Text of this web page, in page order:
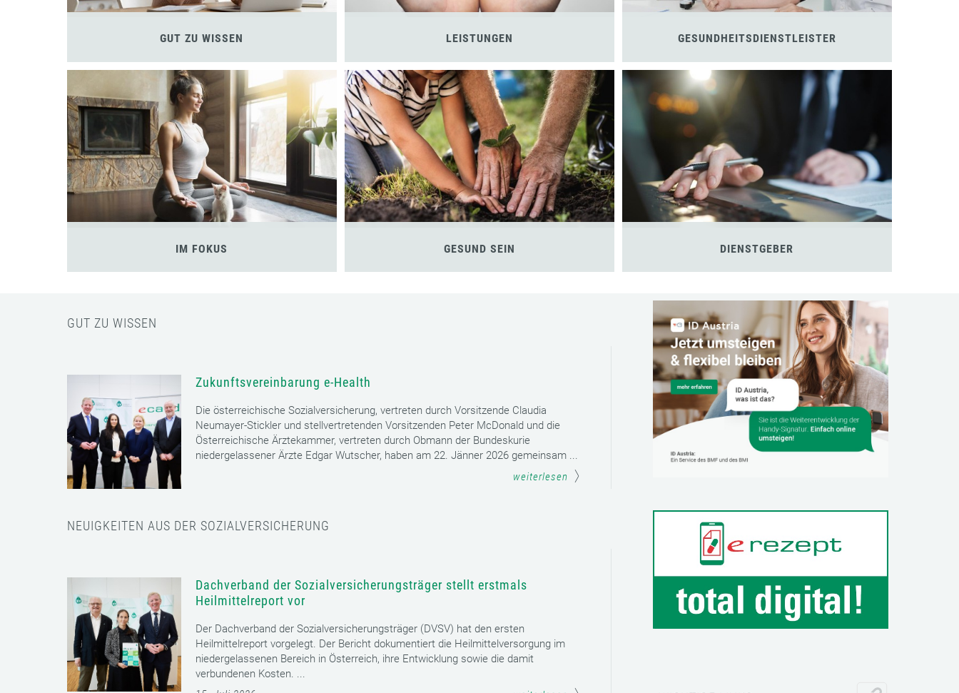
GUT ZU WISSEN LEISTUNGEN GESUNDHEITSDIENSTLEISTER
IM FOKUS GESUND SEIN DIENSTGEBER
GUT ZU WISSEN
Zukunftsvereinbarung e-Health
Die österreichische Sozialversicherung, vertreten durch Vorsitzende Claudia
Neumayer-Stickler und stellvertretenden Vorsitzenden Peter McDonald und die
Österreichische Ärztekammer, vertreten durch Obmann der Bundeskurie
niedergelassener Ärzte Edgar Wutscher, haben am 22. Jänner 2026 gemeinsam ...
weiterlesen
NEUIGKEITEN AUS DER SOZIALVERSICHERUNG
Dachverband der Sozialversicherungsträger stellt erstmals
Heilmittelreport vor
Der Dachverband der Sozialversicherungsträger (DVSV) hat den ersten
Heilmittelreport vorgelegt. Der Bericht dokumentiert die Heilmittelversorgung im
niedergelassenen Bereich in Österreich, ihre Entwicklung sowie die damit
verbundenen Kosten. ...